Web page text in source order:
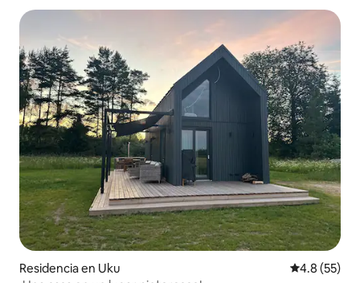
Residencia en Uku Calificación
4.8 (55)